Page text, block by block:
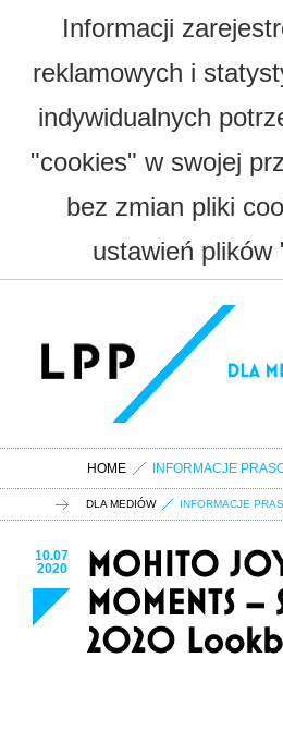
Informacji
reklamowych i
indywidualnych
"cookies" w swojej
bez zmian pliki
ustawień
HOME INFORMACJE
DLA MEDIÓW INFORMACJE
10.07
2020